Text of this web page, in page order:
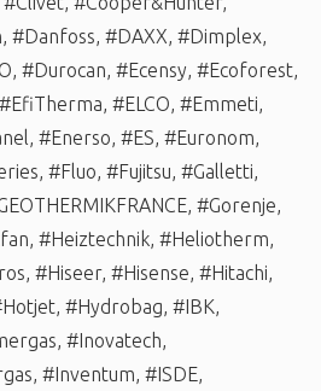
, #Danfoss, #DAXX, #Dimplex,
, #Durocan, #Ecensy, #Ecoforest,
#EfiTherma, #ELCO, #Emmeti,
, #Enerso, #ES, #Euronom,
, #Fluo, #Fujitsu, #Galletti,
, #Gorenje,
, #Heiztechnik, #Heliotherm,
, #Hiseer, #Hisense, #Hitachi,
, #Hydrobag, #IBK,
, #Inovatech,
, #Inventum, #ISDE,